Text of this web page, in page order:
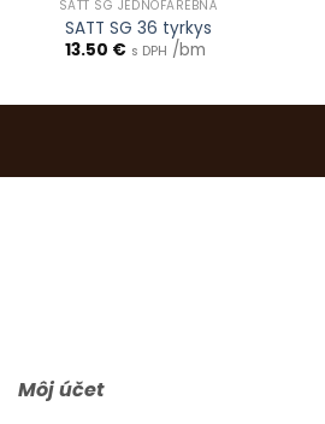
SATT SG JEDNOFAREBNÁ
SATT SG 36 tyrkys
13.50 € s DPH /bm
Môj účet